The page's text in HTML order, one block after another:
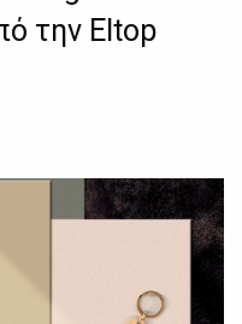
την Eltop